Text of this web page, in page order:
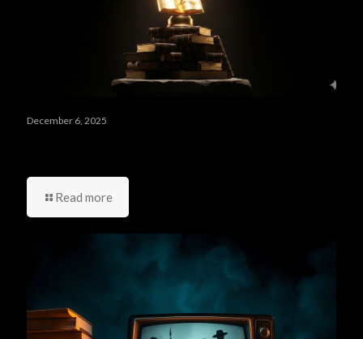
December 6, 2025
Read more